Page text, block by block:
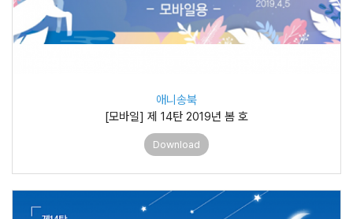
애니송북
[모바일] 제 14탄 2019년 봄 호
Download